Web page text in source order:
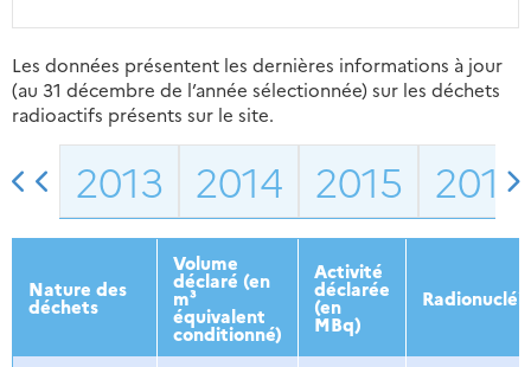
Les données présentent les dernières informations à jour
(au 31 décembre de l’année sélectionnée) sur les déchets
radioactifs présents sur le site.
2013 2014 2015 2016
Nature des
déchets
Volume
déclaré (en
m³
équivalent
conditionné)
Activité
déclarée
(en
MBq)